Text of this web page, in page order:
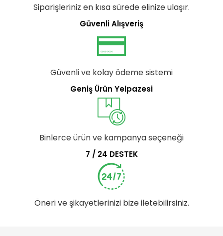
Siparişleriniz en kısa sürede elinize ulaşır.
Güvenli Alışveriş
Güvenli ve kolay ödeme sistemi
Geniş Ürün Yelpazesi
Binlerce ürün ve kampanya seçeneği
7 / 24 DESTEK
Öneri ve şikayetlerinizi bize iletebilirsiniz.